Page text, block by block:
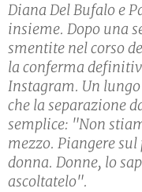
Diana Del Bufalo e
insieme. Dopo una
smentite nel corso
la conferma
Instagram. Un
che la separazione
semplice: "Non
mezzo. Piangere
donna. Donne, lo
ascoltatelo".